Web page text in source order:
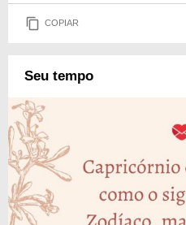
COPIAR
Seu tempo